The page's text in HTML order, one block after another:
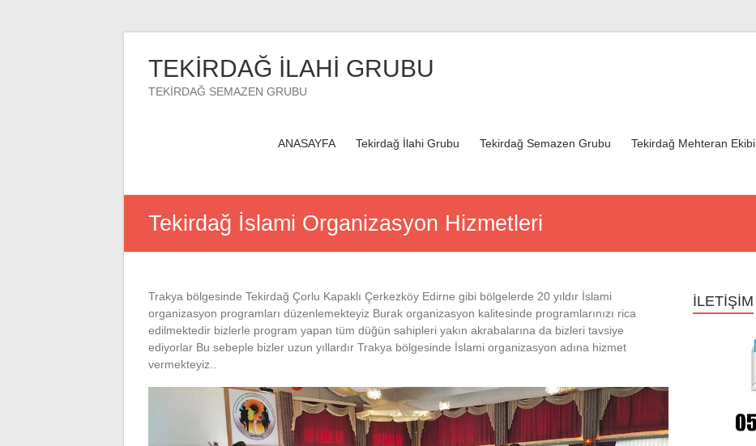
TEKİRDAĞ İLAHİ GRUBU
TEKİRDAĞ SEMAZEN GRUBU
ANASAYFA Tekirdağ İlahi Grubu Tekirdağ Semazen Grubu Tekirdağ Mehteran Ekibi
Tekirdağ İslami Organizasyon Hizmetleri
Trakya bölgesinde Tekirdağ Çorlu Kapaklı Çerkezköy Edirne gibi bölgelerde 20 yıldır İslami
organizasyon programları düzenlemekteyiz Burak organizasyon kalitesinde programlarınızı rica
edilmektedir bizlerle program yapan tüm düğün sahipleri yakın akrabalarına da bizleri tavsiye
ediyorlar Bu sebeple bizler uzun yıllardır Trakya bölgesinde İslami organizasyon adına hizmet
vermekteyiz..
İLETİŞİM